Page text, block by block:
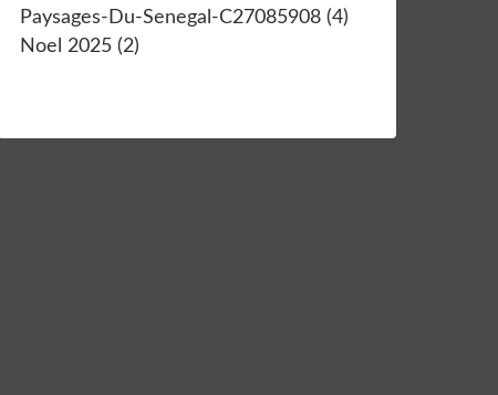
Paysages-Du-Senegal-C27085908 (4)
Noel 2025 (2)